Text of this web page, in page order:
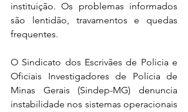
instituição. Os problemas informados
são lentidão, travamentos e quedas
frequentes.
O Sindicato dos Escrivães de Policia e
Oficiais Investigadores de Polícia de
Minas Gerais (Sindep-MG) denuncia
instabilidade nos sistemas operacionais